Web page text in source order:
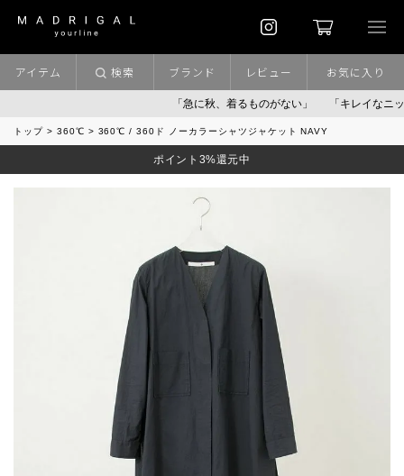
「急に秋、着るものがない」 「キレイなニット」
アイテム 検索 ブランド レビュー お気に入り
トップ 360℃ 360℃ / 360ド ノーカラーシャツジャケット NAVY
ポイント3%還元中